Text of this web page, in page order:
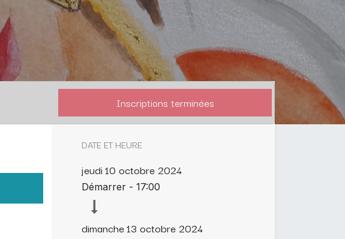
Inscriptions terminées
DATE ET HEURE
jeudi10 octobre 2024
Démarrer - 17:00
dimanche13 octobre 2024